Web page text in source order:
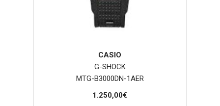
CASIO
G-SHOCK
MTG-B3000DN-1AER
1.250,00€